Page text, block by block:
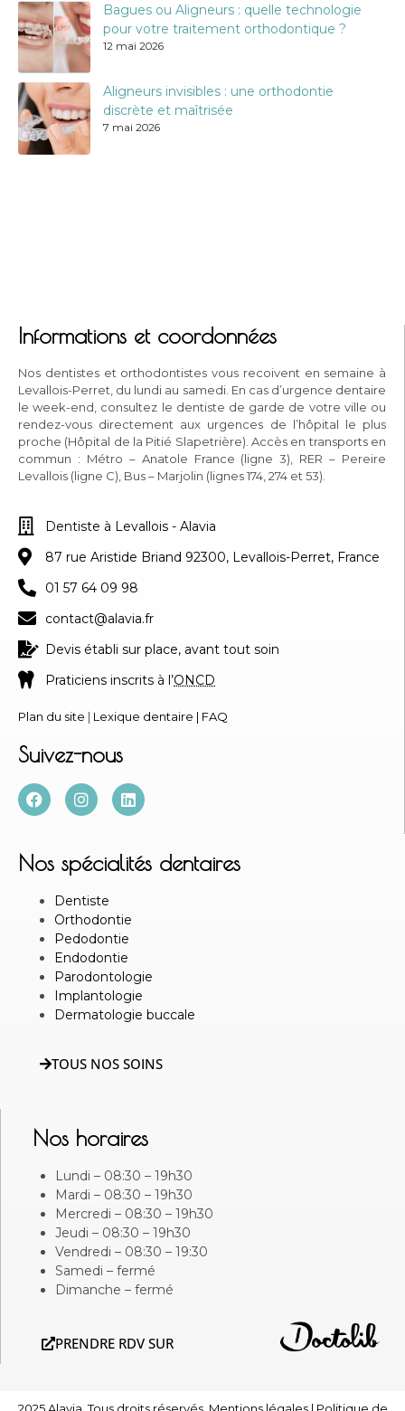
Bagues ou Aligneurs : quelle technologie
pour votre traitement orthodontique ?
12 mai 2026
Aligneurs invisibles : une orthodontie
discrète et maîtrisée
7 mai 2026
Informations et coordonnées
Nos dentistes et orthodontistes vous recoivent en semaine à
Levallois-Perret, du lundi au samedi. En cas d’urgence dentaire
le week-end, consultez le dentiste de garde de votre ville ou
rendez-vous directement aux urgences de l’hôpital le plus
proche (Hôpital de la Pitié Slapetrière). Accès en transports en
commun : Métro – Anatole France (ligne 3), RER – Pereire
Levallois (ligne C), Bus – Marjolin (lignes 174, 274 et 53).
Dentiste à Levallois - Alavia
87 rue Aristide Briand 92300, Levallois-Perret, France
01 57 64 09 98
contact@alavia.fr
Devis établi sur place, avant tout soin
Praticiens inscrits à l’ONCD
Plan du site | Lexique dentaire | FAQ
Suivez-nous
Nos spécialités dentaires
Dentiste
Orthodontie
Pedodontie
Endodontie
Parodontologie
Implantologie
Dermatologie buccale
TOUS NOS SOINS
Nos horaires
Lundi – 08:30 – 19h30
Mardi – 08:30 – 19h30
Mercredi – 08:30 – 19h30
Jeudi – 08:30 – 19h30
Vendredi – 08:30 – 19:30
Samedi – fermé
Dimanche – fermé
PRENDRE RDV SUR